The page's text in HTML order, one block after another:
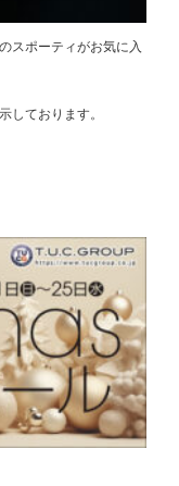
スポーティがお気に入
しております。